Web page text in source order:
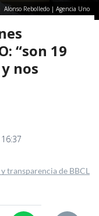
Alonso Rebolledo | Agencia Uno
“son 19
nos
transparencia de BBCL